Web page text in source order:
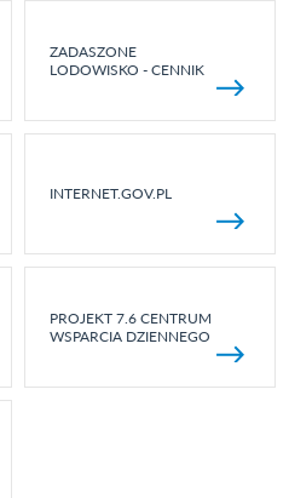
ZADASZONE
LODOWISKO - CENNIK
INTERNET.GOV.PL
PROJEKT 7.6 CENTRUM
WSPARCIA DZIENNEGO